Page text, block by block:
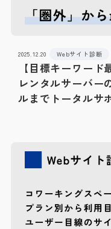
【目標キーワー
レンタルサーバー
ルまでトータルサ
2025.12.20 Webサイト診断